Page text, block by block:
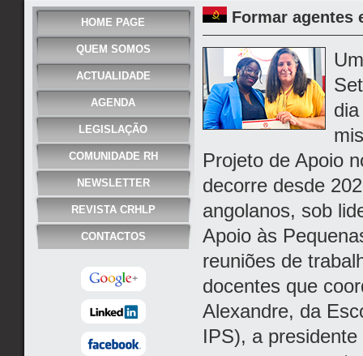
HOME PAGE
QUEM SOMOS
ACTUALIDADE
AGENDA
LEGISLAÇÃO
COMUNIDADE RH
NEWSLETTER
REVISTA CRHLP
CONTACTOS
Formar agentes
Projeto de Apoio
decorre desde
angolanos, sob
Apoio às
reuniões de
docentes que
Alexandre, da
IPS), a